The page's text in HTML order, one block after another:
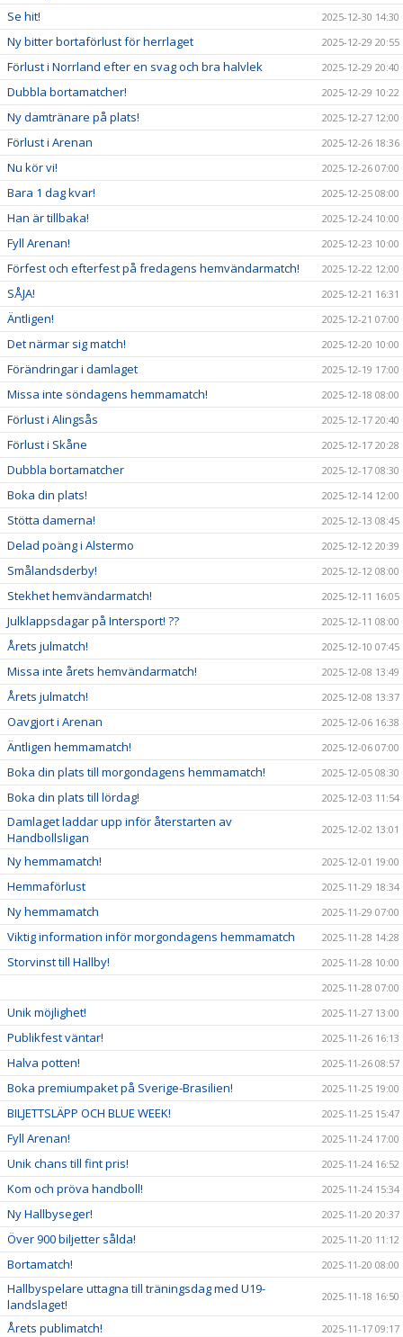
Se hit! 2025-12-30 14:30
Ny bitter bortaförlust för herrlaget 2025-12-29 20:55
Förlust i Norrland efter en svag och bra halvlek 2025-12-29 20:40
Dubbla bortamatcher! 2025-12-29 10:22
Ny damtränare på plats! 2025-12-27 12:00
Förlust i Arenan 2025-12-26 18:36
Nu kör vi! 2025-12-26 07:00
Bara 1 dag kvar! 2025-12-25 08:00
Han är tillbaka! 2025-12-24 10:00
Fyll Arenan! 2025-12-23 10:00
Förfest och efterfest på fredagens hemvändarmatch! 2025-12-22 12:00
SÅJA! 2025-12-21 16:31
Äntligen! 2025-12-21 07:00
Det närmar sig match! 2025-12-20 10:00
Förändringar i damlaget 2025-12-19 17:00
Missa inte söndagens hemmamatch! 2025-12-18 08:00
Förlust i Alingsås 2025-12-17 20:40
Förlust i Skåne 2025-12-17 20:28
Dubbla bortamatcher 2025-12-17 08:30
Boka din plats! 2025-12-14 12:00
Stötta damerna! 2025-12-13 08:45
Delad poäng i Alstermo 2025-12-12 20:39
Smålandsderby! 2025-12-12 08:00
Stekhet hemvändarmatch! 2025-12-11 16:05
Julklappsdagar på Intersport! ?? 2025-12-11 08:00
Årets julmatch! 2025-12-10 07:45
Missa inte årets hemvändarmatch! 2025-12-08 13:49
Årets julmatch! 2025-12-08 13:37
Oavgjort i Arenan 2025-12-06 16:38
Äntligen hemmamatch! 2025-12-06 07:00
Boka din plats till morgondagens hemmamatch! 2025-12-05 08:30
Boka din plats till lördag! 2025-12-03 11:54
Damlaget laddar upp inför återstarten av
Handbollsligan
2025-12-02 13:01
Ny hemmamatch! 2025-12-01 19:00
Hemmaförlust 2025-11-29 18:34
Ny hemmamatch 2025-11-29 07:00
Viktig information inför morgondagens hemmamatch 2025-11-28 14:28
Storvinst till Hallby!
2025-11-28 10:00
2025-11-28 07:00
Unik möjlighet! 2025-11-27 13:00
Publikfest väntar! 2025-11-26 16:13
Halva potten! 2025-11-26 08:57
Boka premiumpaket på Sverige-Brasilien! 2025-11-25 19:00
BILJETTSLÄPP OCH BLUE WEEK! 2025-11-25 15:47
Fyll Arenan! 2025-11-24 17:00
Unik chans till fint pris! 2025-11-24 16:52
Kom och pröva handboll! 2025-11-24 15:34
Ny Hallbyseger! 2025-11-20 20:37
Över 900 biljetter sålda! 2025-11-20 11:12
Bortamatch! 2025-11-20 08:00
Hallbyspelare uttagna till träningsdag med U19-
landslaget!
2025-11-18 16:50
Årets publimatch! 2025-11-17 09:17